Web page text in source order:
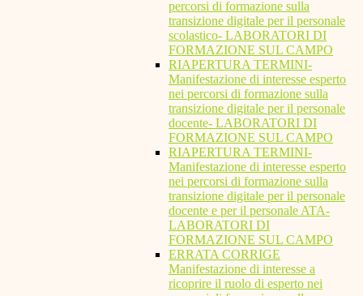
percorsi di formazione sulla
transizione digitale per il personale
scolastico- LABORATORI DI
FORMAZIONE SUL CAMPO
RIAPERTURA TERMINI-
Manifestazione di interesse esperto
nei percorsi di formazione sulla
transizione digitale per il personale
docente- LABORATORI DI
FORMAZIONE SUL CAMPO
RIAPERTURA TERMINI-
Manifestazione di interesse esperto
nei percorsi di formazione sulla
transizione digitale per il personale
docente e per il personale ATA-
LABORATORI DI
FORMAZIONE SUL CAMPO
ERRATA CORRIGE
Manifestazione di interesse a
ricoprire il ruolo di esperto nei